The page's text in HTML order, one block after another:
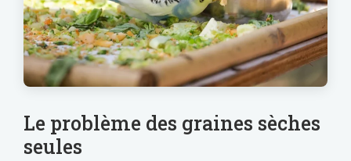
Le problème des graines sèches
seules